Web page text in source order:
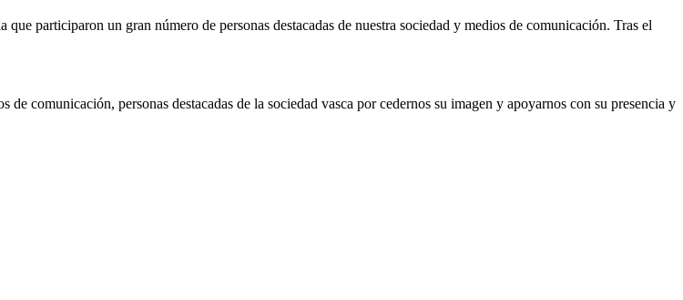
participaron un gran número de personas destacadas de nuestra sociedad y medios de comunicación. Tras el
comunicación, personas destacadas de la sociedad vasca por cedernos su imagen y apoyarnos con su presencia y